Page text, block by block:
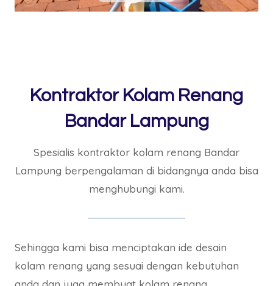
Kontraktor Kolam Renang
Bandar Lampung
Spesialis kontraktor kolam renang Bandar
Lampung berpengalaman di bidangnya anda bisa
menghubungi kami.
Sehingga kami bisa menciptakan ide desain
kolam renang yang sesuai dengan kebutuhan